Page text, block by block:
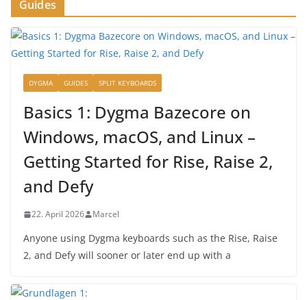
Guides
DYGMA GUIDES SPLIT KEYBOARDS
Basics 1: Dygma Bazecore on
Windows, macOS, and Linux –
Getting Started for Rise, Raise 2,
and Defy
22. April 2026 Marcel
Anyone using Dygma keyboards such as the Rise, Raise
2, and Defy will sooner or later end up with a